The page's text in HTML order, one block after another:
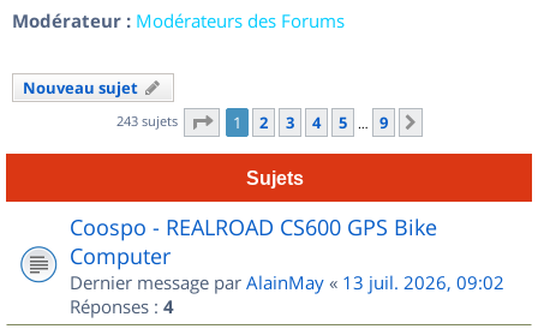
Modérateur : Modérateurs des Forums
Nouveau sujet
243 sujets Page 1sur
1 2 3 4 5 … 9
Sujets
Coospo - REALROAD CS600 GPS Bike
Computer
Dernier message par AlainMay « 13 juil. 2026, 09:02
Réponses : 4